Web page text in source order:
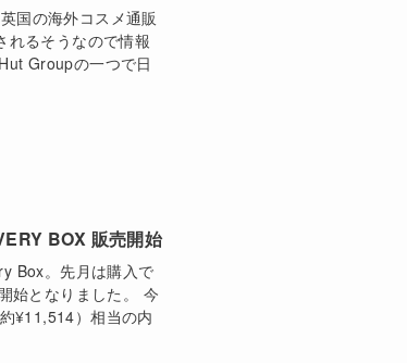
国の海外コスメ通販
れるそうなので情報
Groupの一つで日
BOX 販売開始
Box。先月は購入で
始となりました。 今
¥11,514）相当の内